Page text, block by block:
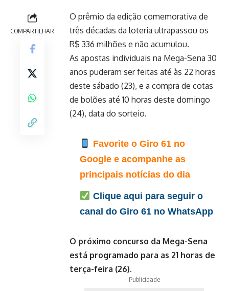
COMPARTILHAR
O prêmio da edição comemorativa de
três décadas da loteria ultrapassou os
R$ 336 milhões e não acumulou.
As apostas individuais na Mega-Sena 30
anos puderam ser feitas até às 22 horas
deste sábado (23), e a compra de cotas
de bolões até 10 horas deste domingo
(24), data do sorteio.
Favorite o Giro 61 no
Google e acompanhe as
principais notícias do dia
Clique aqui para seguir o
canal do Giro 61 no WhatsApp
O próximo concurso da Mega-Sena
está programado para as 21 horas de
terça-feira (26).
- Publicidade -